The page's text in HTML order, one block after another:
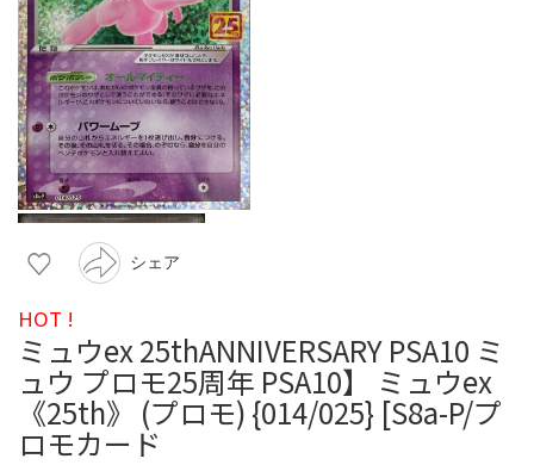
シェア
HOT !
ミュウex 25thANNIVERSARY PSA10 ミ
ュウ プロモ25周年 PSA10】 ミュウex
《25th》 (プロモ) {014/025} [S8a-P/プ
ロモカード